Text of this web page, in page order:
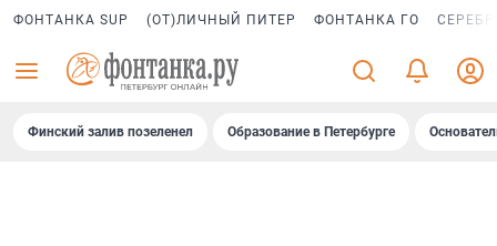
ФОНТАНКА SUP (ОТ)ЛИЧНЫЙ ПИТЕР ФОНТАНКА ГО
Финский залив позеленел Образование в Петербурге